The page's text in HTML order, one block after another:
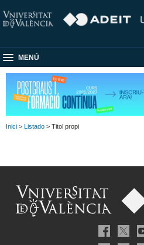
MENÚ
Inici > Listado > Titol propi